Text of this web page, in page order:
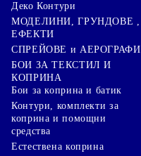
Деко Контури
МОДЕЛИНИ, ГРУНДОВЕ ,
ЕФЕКТИ
СПРЕЙОВЕ и АЕРОГРАФИ
БОИ ЗА ТЕКСТИЛ И
КОПРИНА
Бои за коприна и батик
Контури, комплекти за
коприна и помощни
средства
Естествена коприна